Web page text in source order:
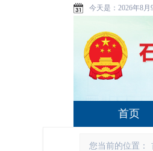
今天是： 2026年8月
首页
您当前的位置：